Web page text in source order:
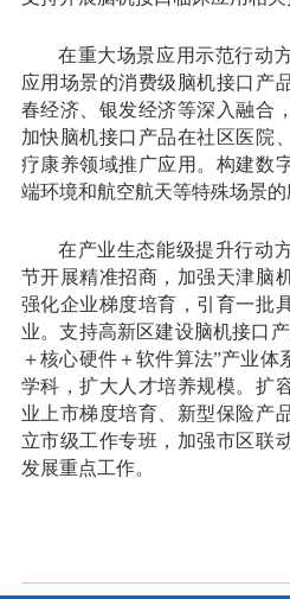
在重大场景应用示范行动
应用场景的消费级脑机接口产
春经济、银发经济等深入融合
加快脑机接口产品在社区医院
疗康养领域推广应用。构建数
端环境和航空航天等特殊场景的
在产业生态能级提升行动
节开展精准招商，加强天津脑
强化企业梯度培育，引育一批
业。支持高新区建设脑机接口
＋核心硬件＋软件算法”产业体
学科，扩大人才培养规模。扩
业上市梯度培育、新型保险产
立市级工作专班，加强市区联
发展重点工作。